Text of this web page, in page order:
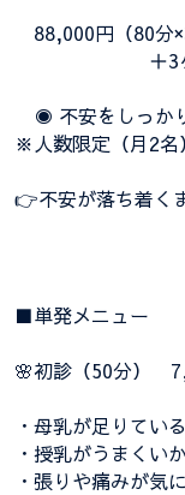
88,000円（80分
＋3ヶ月
◉ 不安をしっか
※人数限定（月2名）
👉不安が落ち着く
しっか
■単発メニュー
🌸初診（50分）
・母乳が足りてい
・授乳がうまくい
・張りや痛みが気